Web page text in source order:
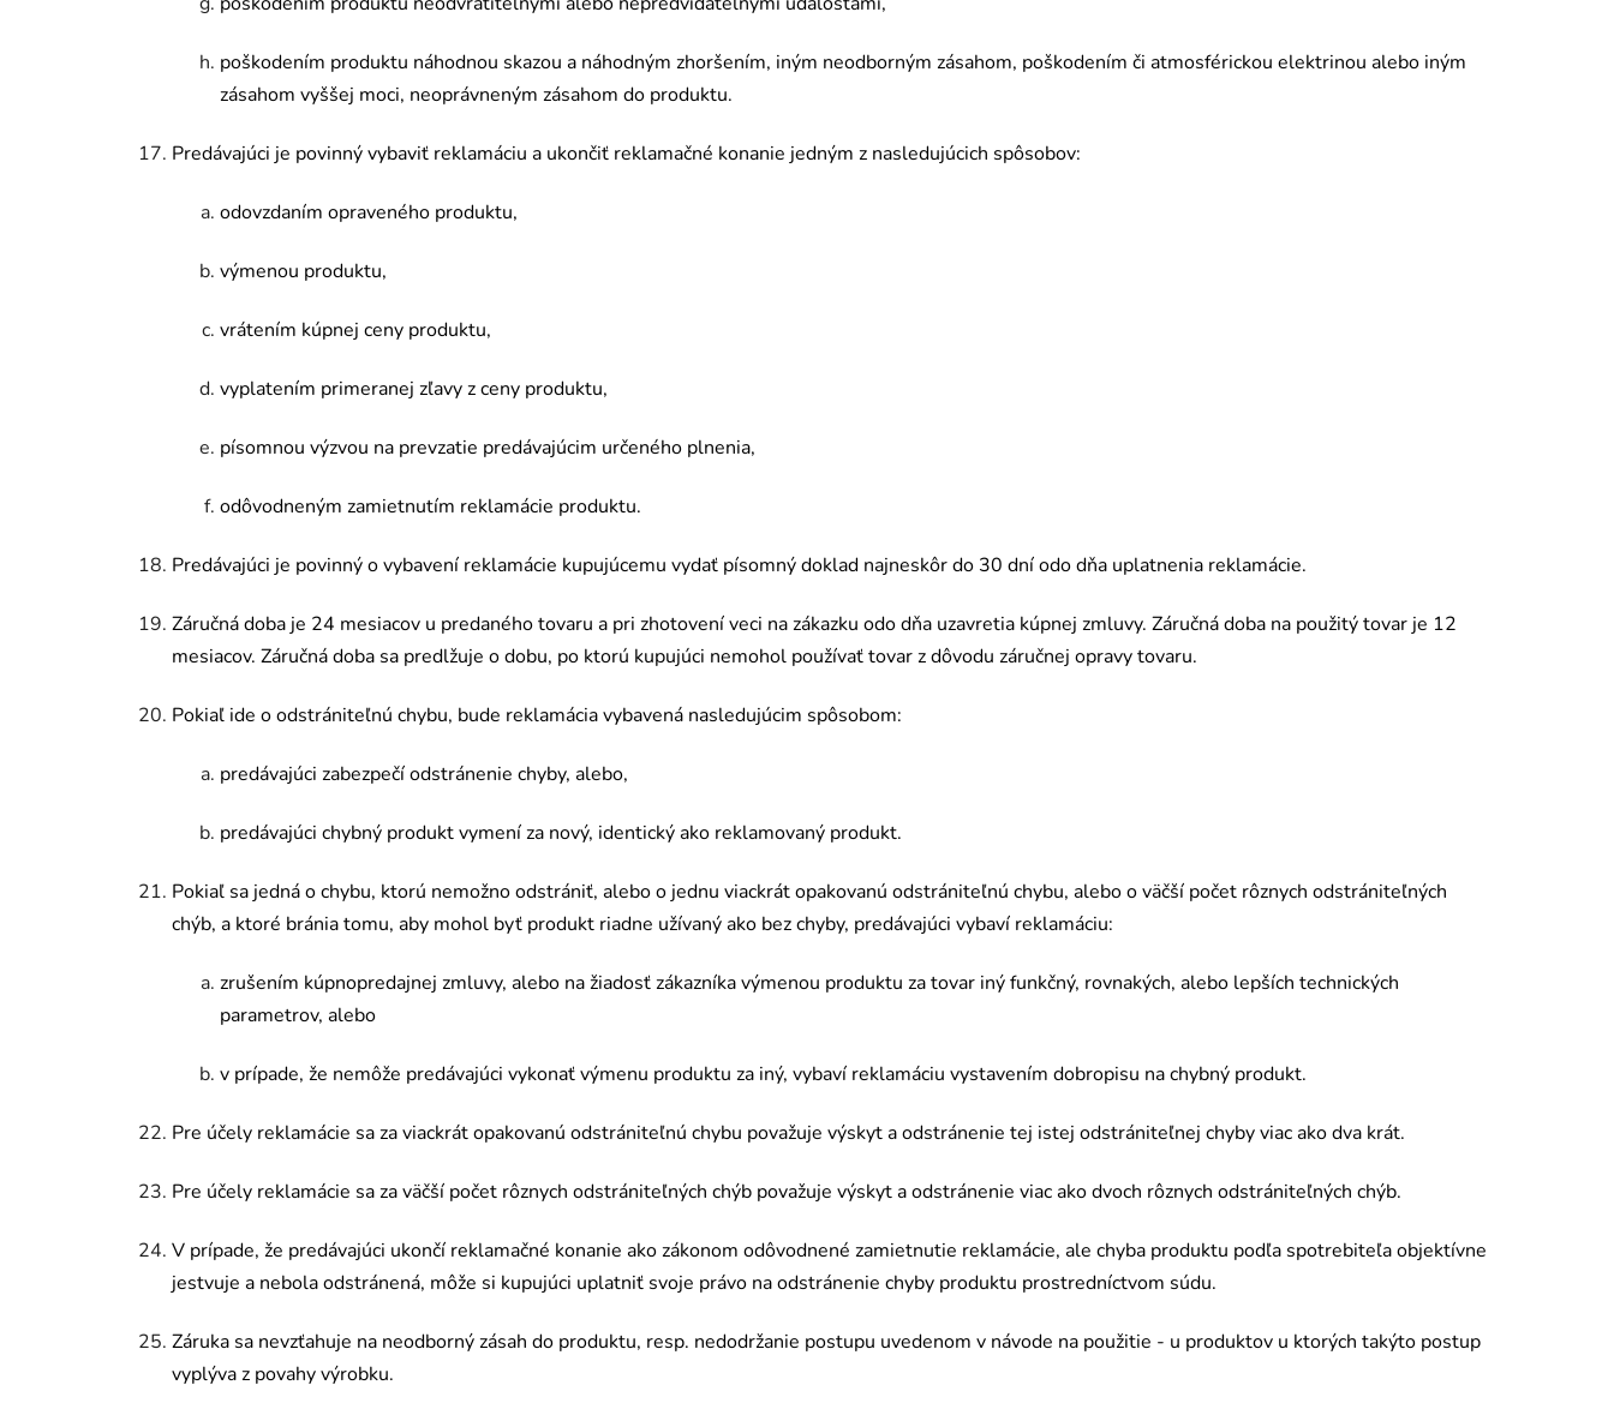
poškodením produktu náhodnou skazou a náhodným zhoršením, iným neodborným zásahom, poškodením či atmosférickou elektrinou alebo iným
zásahom vyššej moci, neoprávneným zásahom do produktu.
Predávajúci je povinný vybaviť reklamáciu a ukončiť reklamačné konanie jedným z nasledujúcich spôsobov:
odovzdaním opraveného produktu,
výmenou produktu,
vrátením kúpnej ceny produktu,
vyplatením primeranej zľavy z ceny produktu,
písomnou výzvou na prevzatie predávajúcim určeného plnenia,
odôvodneným zamietnutím reklamácie produktu.
Predávajúci je povinný o vybavení reklamácie kupujúcemu vydať písomný doklad najneskôr do 30 dníodo dňa uplatnenia reklamácie.
Záručná doba je 24 mesiacov u predaného tovaru a pri zhotovení veci na zákazku odo dňa uzavretia kúpnej zmluvy. Záručná doba na použitý tovar je 12
mesiacov. Záručná doba sa predlžuje o dobu, po ktorú kupujúci nemohol používať tovar z dôvodu záručnej opravy tovaru.
Pokiaľ ide o odstrániteľnú chybu, bude reklamácia vybavená nasledujúcim spôsobom:
predávajúci zabezpečí odstránenie chyby, alebo,
predávajúci chybný produkt vymení za nový, identický ako reklamovaný produkt.
Pokiaľ sa jedná o chybu, ktorú nemožno odstrániť, alebo o jednu viackrát opakovanú odstrániteľnú chybu, alebo o väčší počet rôznych odstrániteľných
chýb, a ktoré bránia tomu, aby mohol byť produkt riadne užívaný ako bez chyby, predávajúci vybaví reklamáciu:
zrušením kúpnopredajnej zmluvy, alebo na žiadosť zákazníka výmenou produktu za tovar inýfunkčný, rovnakých, alebo lepších technických
parametrov, alebo
v prípade, že nemôže predávajúci vykonať výmenu produktu za iný, vybaví reklamáciu vystavením dobropisu na chybný produkt.
Pre účely reklamácie sa za viackrát opakovanú odstrániteľnú chybu považuje výskyt a odstránenie tej istej odstrániteľnej chyby viac ako dva krát.
Pre účely reklamácie sa za väčší počet rôznych odstrániteľných chýb považuje výskyt a odstránenie viac ako dvoch rôznych odstrániteľných chýb.
V prípade, že predávajúci ukončí reklamačné konanie ako zákonom odôvodnené zamietnutie reklamácie, ale chyba produktu podľa spotrebiteľa objektívne
jestvuje a nebola odstránená, môže si kupujúci uplatniť svoje právo na odstránenie chyby produktu prostredníctvom súdu.
Záruka sa nevzťahuje na neodborný zásah do produktu, resp. nedodržanie postupu uvedenom v návode na použitie - u produktov u ktorých takýto postup
vyplýva z povahy výrobku.